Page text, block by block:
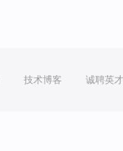
技术博客 诚聘英才